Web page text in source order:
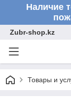
Наличие
Zubr-shop.kz
Товары и